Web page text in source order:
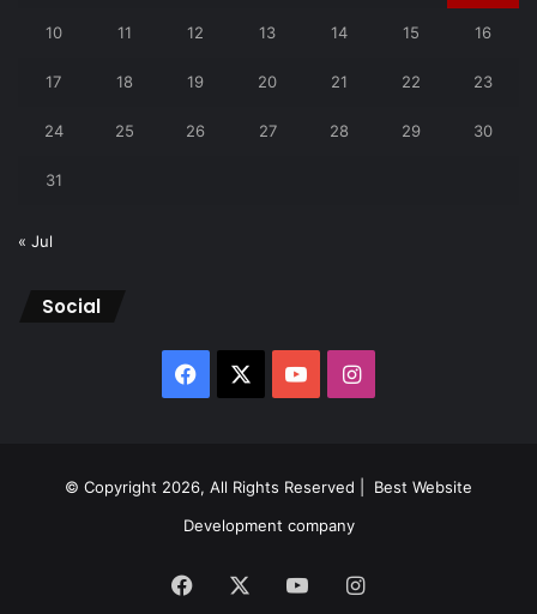
10 11 12 13 14 15 16
17 18 19 20 21 22 23
24 25 26 27 28 29 30
31
« Jul
Social
Facebook YouTubeInstagram
© Copyright 2026, All Rights Reserved | Best Website
Development company
Facebook YouTubeInstagram